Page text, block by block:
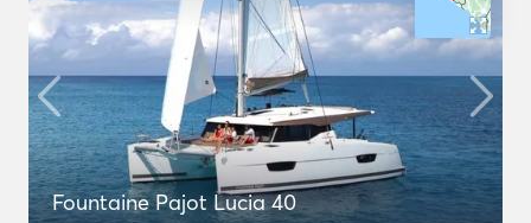
Fountaine Pajot Lucia 40